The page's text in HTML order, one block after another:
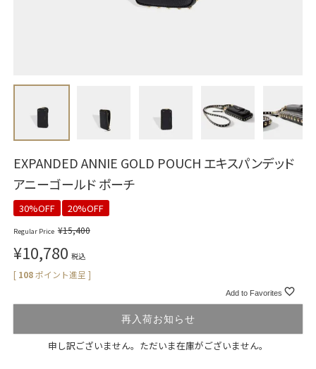
EXPANDED ANNIE GOLD POUCH エキスパンデッド
アニーゴールド ポーチ
30%OFF 20%OFF
Regular Price ¥15,400
¥10,780 税込
[ 108ポイント進呈 ]
Add to Favorites
再入荷お知らせ
申し訳ございません。ただいま在庫がございません。